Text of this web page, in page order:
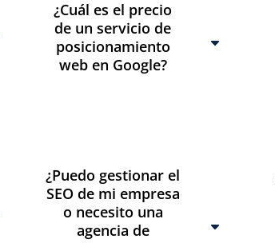
¿Cuál es el precio
de un servicio de
posicionamiento
web en Google?
¿Puedo gestionar el
SEO de mi empresa
o necesito una
agencia de